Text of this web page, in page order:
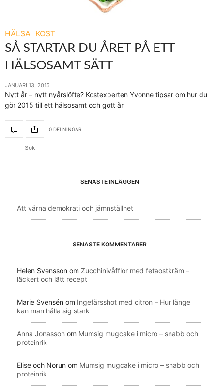
HÄLSA KOST
SÅ STARTAR DU ÅRET PÅ ETT
HÄLSOSAMT SÄTT
JANUARI 13, 2015
Nytt år – nytt nyårslöfte? Kostexperten Yvonne tipsar om hur du
gör 2015 till ett hälsosamt och gott år.
0 DELNINGAR
SENASTE INLÄGGEN
Att värna demokrati och jämnställhet
SENASTE KOMMENTARER
Helen Svensson om Zucchinivåfflor med fetaostkräm –
läckert och lätt recept
Marie Svensén om Ingefärsshot med citron – Hur länge
kan man hålla sig stark
Anna Jonasson om Mumsig mugcake i micro – snabb och
proteinrik
Elise och Norun om Mumsig mugcake i micro – snabb och
proteinrik